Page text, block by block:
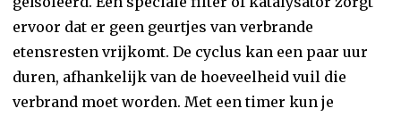
ervoor dat er geen geurtjes van verbrande
etensresten vrijkomt. De cyclus kan een paar uur
duren, afhankelijk van de hoeveelheid vuil die
verbrand moet worden. Met een timer kun je